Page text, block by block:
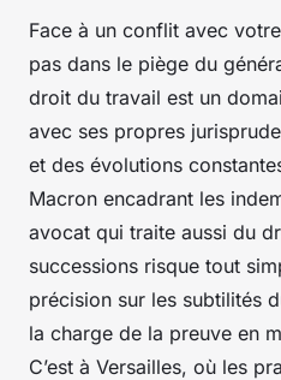
Face à un conflit avec
pas dans le piège du
droit du travail est un
avec ses propres
et des évolutions
Macron encadrant les
avocat qui traite aussi du
successions risque tout
précision sur les subtilités
la charge de la preuve en
C’est à Versailles, où les